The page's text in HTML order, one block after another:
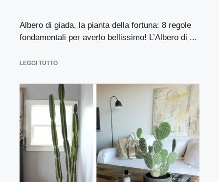
Albero di giada, la pianta della fortuna: 8 regole
fondamentali per averlo bellissimo! L’Albero di ...
LEGGI TUTTO